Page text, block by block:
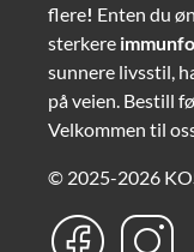
flere! Enten du
sterkere
sunnere livsstil,
på veien. Bestill
Velkommen til
© 2025-2026